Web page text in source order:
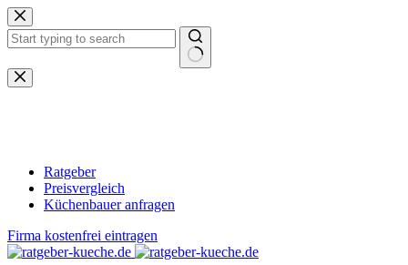
Zum
Inhalt
springen
Keine
Ergebnisse
Ratgeber
Preisvergleich
Küchenbauer anfragen
Firma kostenfrei eintragen